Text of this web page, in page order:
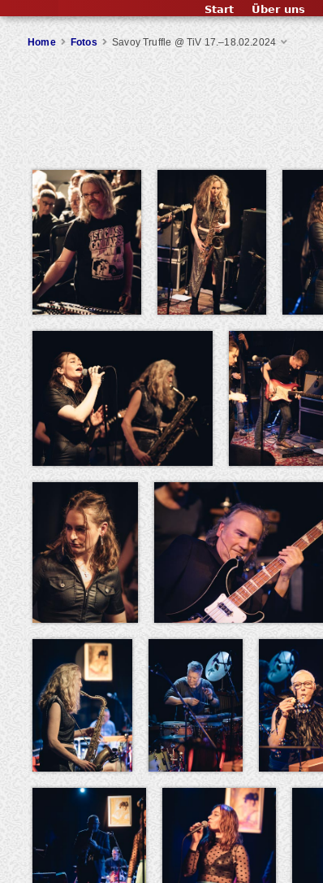
Home Fotos Savoy Truffle @ TiV 17.–18.02.2024
Start Über uns